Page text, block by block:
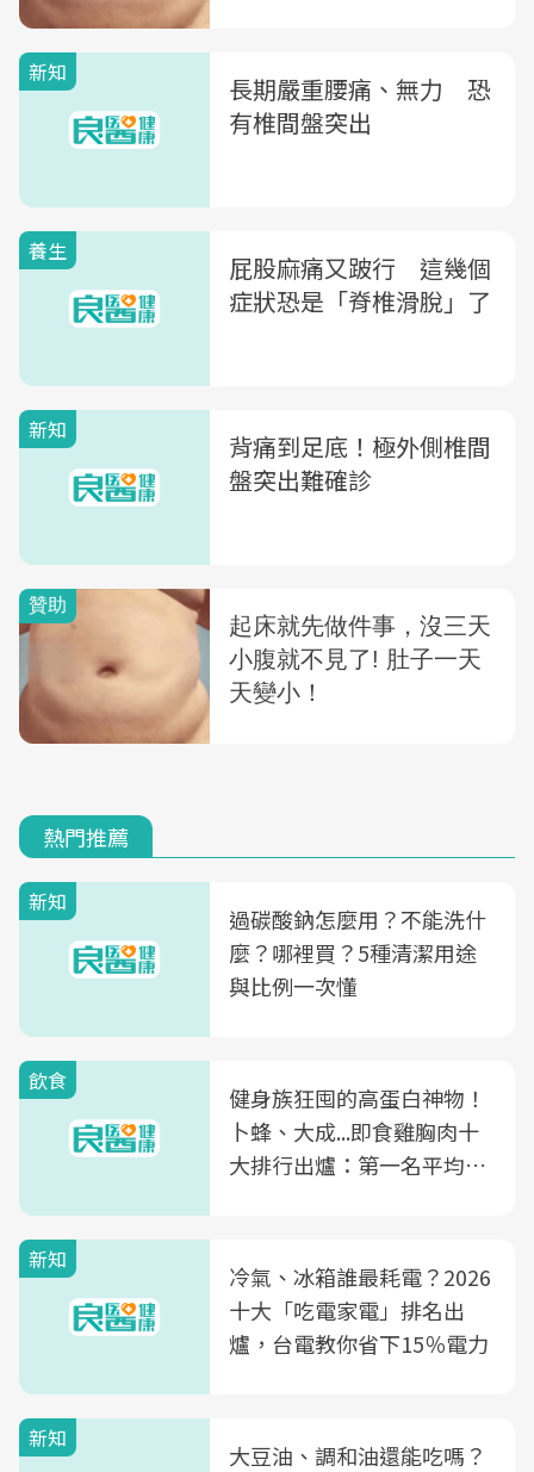
新知
長期嚴重腰痛、無力 恐
有椎間盤突出
養生
屁股麻痛又跛行 這幾個
症狀恐是「脊椎滑脫」了
新知
背痛到足底！極外側椎間
盤突出難確診
熱門推薦
新知
過碳酸鈉怎麼用？不能洗什
麼？哪裡買？5種清潔用途
與比例一次懂
飲食
健身族狂囤的高蛋白神物！
卜蜂、大成...即食雞胸肉十
大排行出爐：第一名平均一
新知
冷氣、冰箱誰最耗電？2026
十大「吃電家電」排名出
爐，台電教你省下15％電力
新知
大豆油、調和油還能吃嗎？